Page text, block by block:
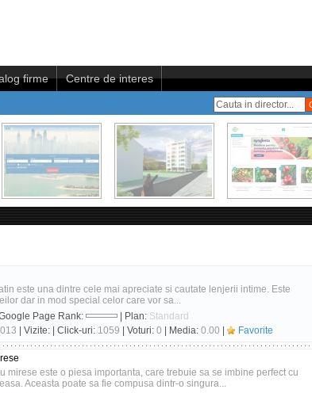
firme Centre de interes
este una dintre cele mai apreciate si cautate lenjerii intime. Este
dar in mod special celor care vor sa...
Google Page Rank: | Plan: Standard
| Vizite: | Click-uri: 1059 | Voturi: 0 | Media: 0.00 Favorite
mirese este o piesa importanta, care trebuie sa se imbine perfect cu
Aceasta poate sa fie compusa dintr-o singura...